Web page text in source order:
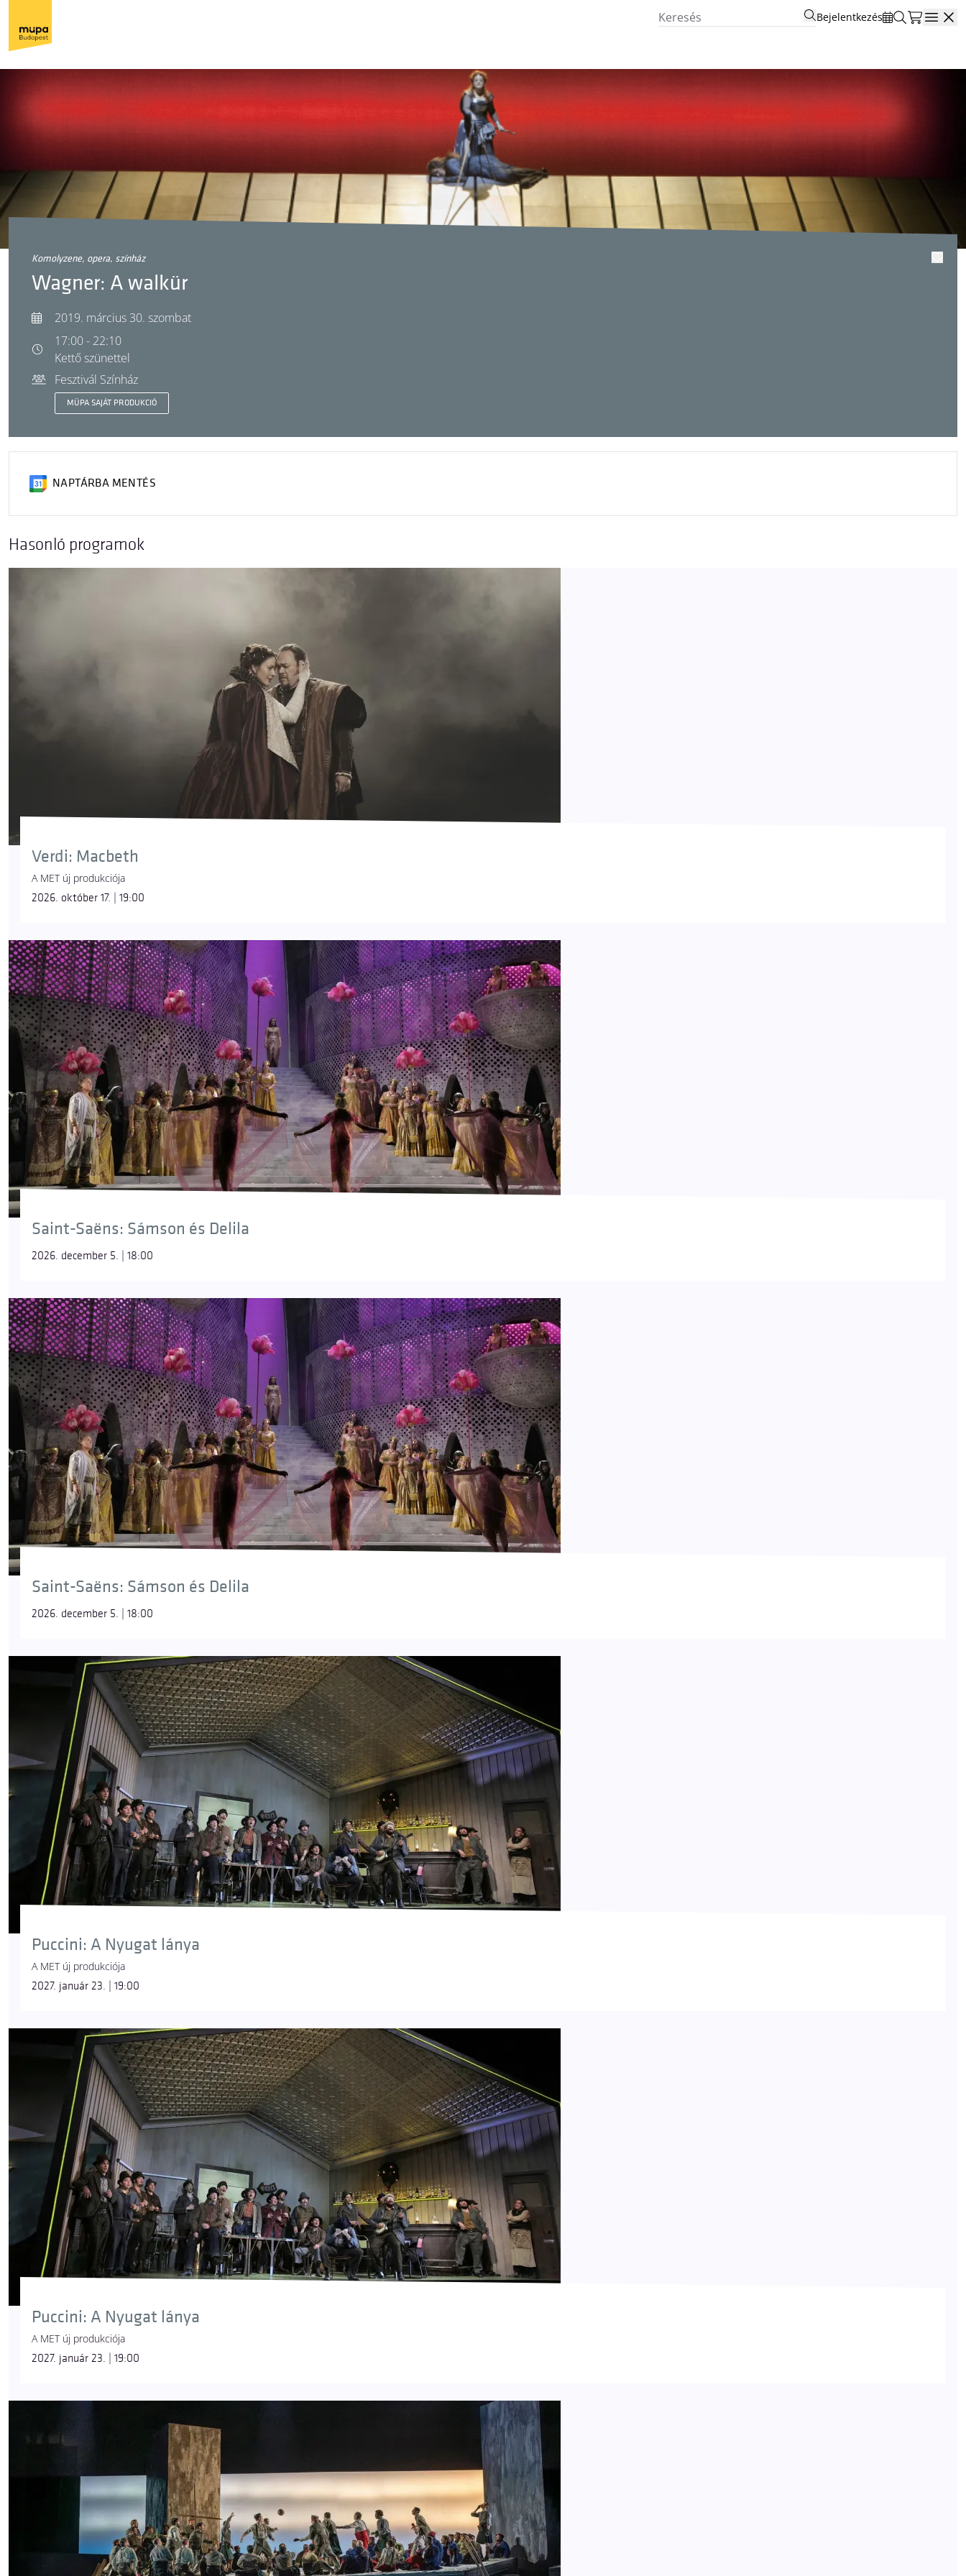
Bejelentkezés
komolyzene, opera, színház
Wagner: A walkür
2019. március 30. szombat
17:00 - 22:10
Kettő szünettel
Fesztivál Színház
MÜPA SAJÁT PRODUKCIÓ
NAPTÁRBA MENTÉS
Hasonló programok
Verdi: Macbeth
A MET új produkciója
2026. október 17. | 19:00
Saint-Saëns: Sámson és Delila
2026. december 5. | 18:00
Saint-Saëns: Sámson és Delila
2026. december 5. | 18:00
Puccini: A Nyugat lánya
A MET új produkciója
2027. január 23. | 19:00
Puccini: A Nyugat lánya
A MET új produkciója
2027. január 23. | 19:00